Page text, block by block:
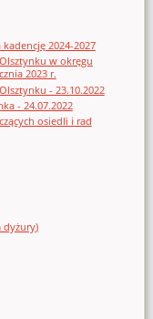
2024-2027
w okręgu
2023 r.
- 23.10.2022
- 24.07.2022
osiedli i rad
dyżury)